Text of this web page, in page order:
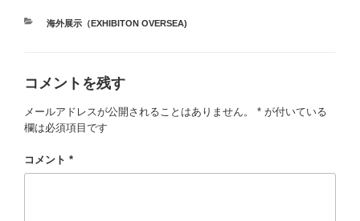
カ
ー
海外展示（EXHIBITON OVERSEA)
コメントを残す
メールアドレスが公開されることはありません。 * が付いている
欄は必須項目です
コメント *